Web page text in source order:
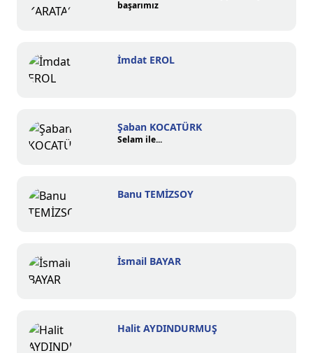
başarımız
İmdat EROL
Şaban KOCATÜRK
Selam ile...
Banu TEMİZSOY
İsmail BAYAR
Halit AYDINDURMUŞ